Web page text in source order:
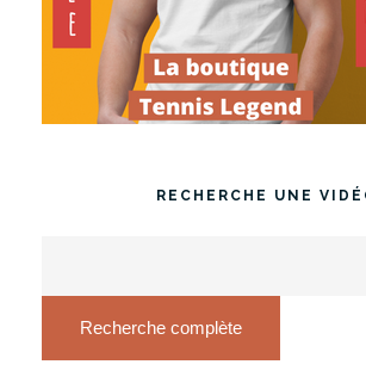
RECHERCHE UNE
Recherche complète